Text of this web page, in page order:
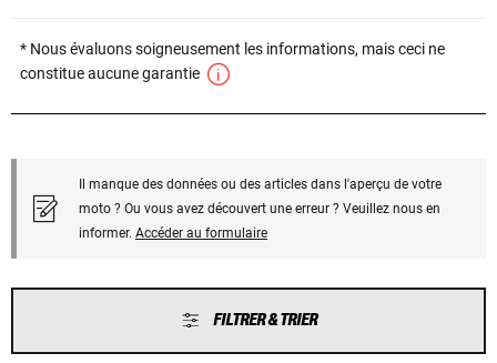
* Nous évaluons soigneusement les informations, mais ceci ne
constitue aucune garantie
Il manque des données ou des articles dans l'aperçu de votre
moto ? Ou vous avez découvert une erreur ? Veuillez nous en
informer. Accéder au formulaire
FILTRER & TRIER